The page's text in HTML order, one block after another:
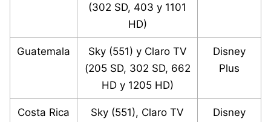
(302 SD, 403 y 1101
HD)
Guatemala
Sky (551) y Claro TV
(205 SD, 302 SD, 662
HD y 1205 HD)
Disney
Plus
Costa Rica
Sky (551), Claro TV
Disney